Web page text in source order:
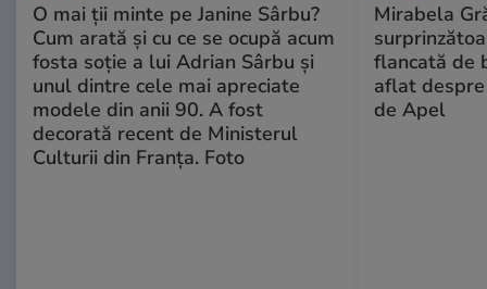
O mai ții minte pe Janine Sârbu?
Cum arată și cu ce se ocupă acum
fosta soție a lui Adrian Sârbu și
unul dintre cele mai apreciate
modele din anii 90. A fost
decorată recent de Ministerul
Culturii din Franța. Foto
Mirabela
flancată de
aflat
de Apel